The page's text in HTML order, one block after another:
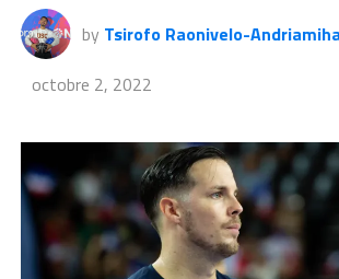
by Tsirofo Raonivelo-
octobre 2, 2022